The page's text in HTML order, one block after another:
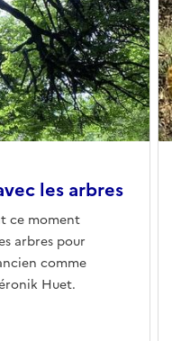
les arbres
ce moment
arbres pour
comme
Huet.